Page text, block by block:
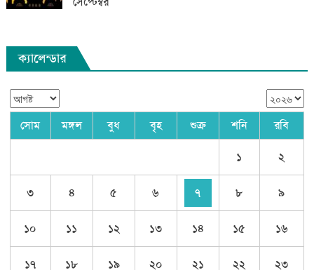
ক্যালেন্ডার
সোম মঙ্গল বুধ বৃহ শুক্র শনি রবি
১ ২
৩ ৪ ৫ ৬ ৭ ৮ ৯
১০ ১১ ১২ ১৩ ১৪ ১৫ ১৬
১৭ ১৮ ১৯ ২০ ২১ ২২ ২৩